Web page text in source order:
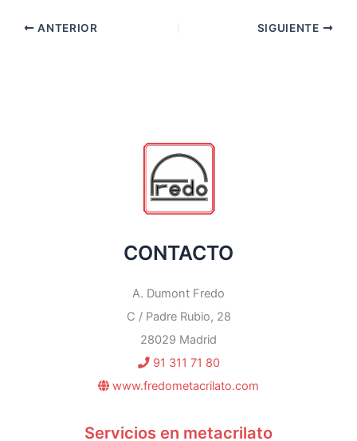
ANTERIOR SIGUIENTE
CONTACTO
A. Dumont Fredo
C / Padre Rubio, 28
28029 Madrid
91 311 71 80
www.fredometacrilato.com
Servicios en metacrilato